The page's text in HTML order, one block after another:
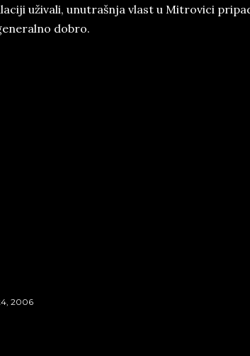
uživali, unutrašnja vlast u Mitrovici
dobro.
2006